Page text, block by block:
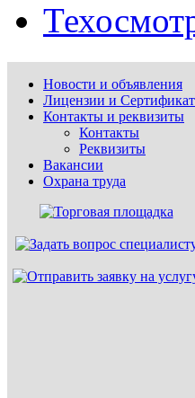
Новости и объявления
Лицензии и
Контакты и реквизиты
Контакты
Реквизиты
Вакансии
Охрана труда